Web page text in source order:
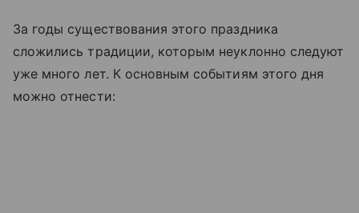
За годы существования этого праздника
сложились традиции, которым неуклонно следуют
уже много лет. К основным событиям этого дня
можно отнести: